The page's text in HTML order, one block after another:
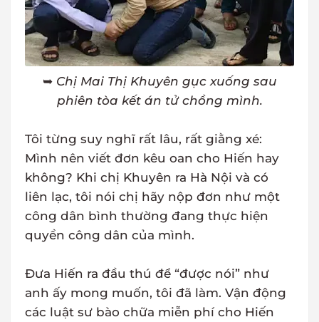
➥ Chị Mai Thị Khuyên gục xuống sau
phiên tòa kết án tử chồng mình.
Tôi từng suy nghĩ rất lâu, rất giằng xé:
Mình nên viết đơn kêu oan cho Hiến hay
không? Khi chị Khuyên ra Hà Nội và có
liên lạc, tôi nói chị hãy nộp đơn như một
công dân bình thường đang thực hiện
quyền công dân của mình.
Đưa Hiến ra đầu thú để “được nói” như
anh ấy mong muốn, tôi đã làm. Vận động
các luật sư bào chữa miễn phí cho Hiến